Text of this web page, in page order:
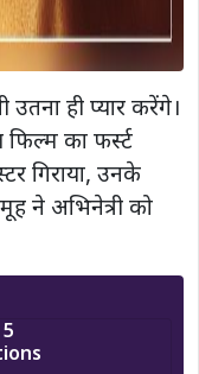
ही प्यार करेंगे।
फिल्म का फर्स्ट
गिराया, उनके
ने अभिनेत्री को